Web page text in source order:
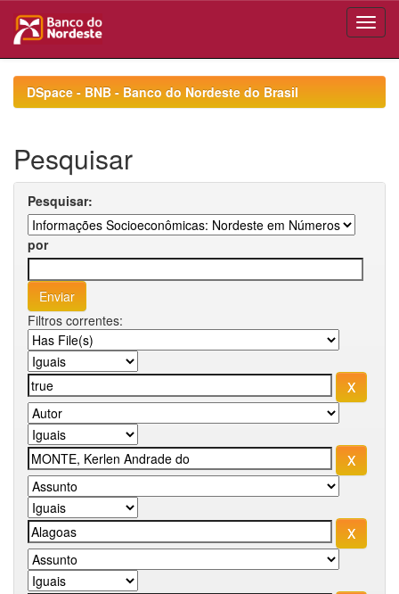
navigationDSpace - BNB - Banco do Nordeste do Brasil
Pesquisar
Pesquisar:
por
Filtros correntes: